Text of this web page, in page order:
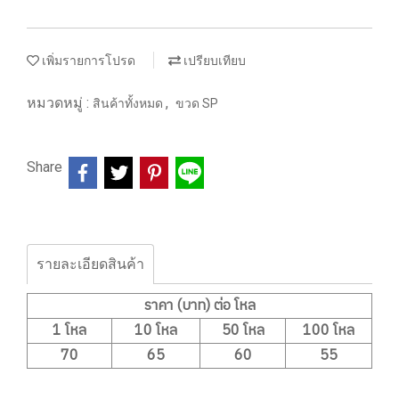
เพิ่มรายการโปรด เปรียบเทียบ
หมวดหมู่ : สินค้าทั้งหมด , ขวด SP
Share
รายละเอียดสินค้า
ราคา (บาท) ต่อ โหล
1 โหล
10 โหล 50 โหล
100 โหล
70
65 60 55